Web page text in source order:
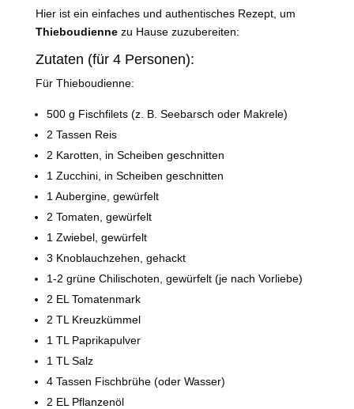
Hier ist ein einfaches und authentisches Rezept, um
Thieboudiennezu Hause zuzubereiten:
Zutaten (für 4 Personen):
Für Thieboudienne:
500 g Fischfilets (z. B. Seebarsch oder Makrele)
2 Tassen Reis
2 Karotten, in Scheiben geschnitten
1 Zucchini, in Scheiben geschnitten
1 Aubergine, gewürfelt
2 Tomaten, gewürfelt
1 Zwiebel, gewürfelt
3 Knoblauchzehen, gehackt
1-2 grüne Chilischoten, gewürfelt (je nach Vorliebe)
2 EL Tomatenmark
2 TL Kreuzkümmel
1 TL Paprikapulver
1 TL Salz
4 Tassen Fischbrühe (oder Wasser)
2 EL Pflanzenöl